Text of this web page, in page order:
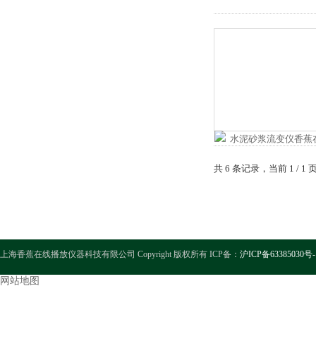
共 6 条记录，当前 1
上海香蕉在线播放仪器科技有限公司 Copyright 版权所有 ICP备： 沪ICP备63385030号
网站地图